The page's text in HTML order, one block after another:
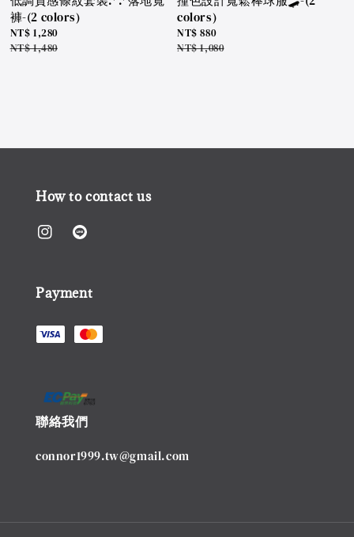
褲-(2 colors)
Sale
price
NT$ 1,280
Regular
NT$ 1,480
colors)
Sale
price
NT$ 880
Regular
NT$ 1,080
How to contact us
Payment
聯絡我們
connor1999.tw@gmail.com